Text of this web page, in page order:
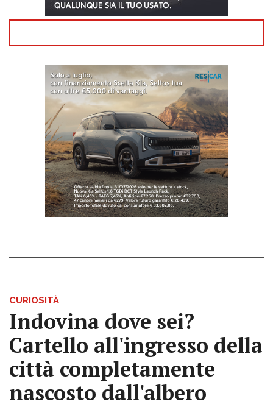
CURIOSITÀ
Indovina dove sei?
Cartello all'ingresso della
città completamente
nascosto dall'albero